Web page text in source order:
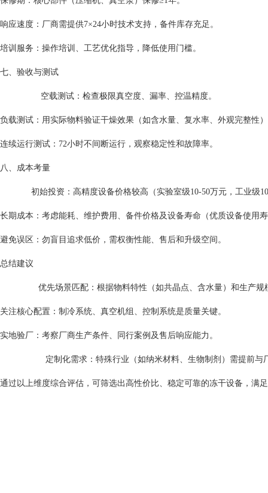
响应速度：厂商需提供7×24小时技术支持，备件库存充足。
培训服务：操作培训、工艺优化指导，降低使用门槛。
七、验收与测试
空载测试：检查极限真空度、漏率、控温精度。
负载测试：用实际物料验证干燥效果（如含水量、复水率、外观完整性
连续运行测试：72小时不间断运行，观察稳定性和故障率。
八、成本考量
初始投资：高精度设备价格较高（实验室级10-50万元，工业级
长期成本：考虑能耗、维护费用、备件价格及设备寿命（优质设备使用
避免误区：勿盲目追求低价，需权衡性能、售后和升级空间。
总结建议
优先场景匹配：根据物料特性（如共晶点、含水量）和生产规
关注核心配置：制冷系统、真空机组、控制系统是质量关键。
实地验厂：考察厂商生产条件、同行案例及售后响应能力。
定制化需求：特殊行业（如纳米材料、生物制剂）需提前与厂
通过以上维度综合评估，可筛选出高性价比、稳定可靠的冻干设备，满